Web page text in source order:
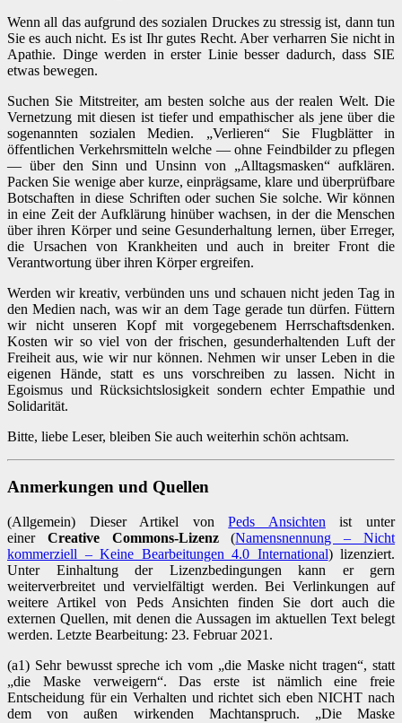
Wenn all das aufgrund des sozialen Druckes zu stressig ist, dann tun
Sie es auch nicht. Es ist Ihr gutes Recht. Aber verharren Sie nicht in
Apathie. Dinge werden in erster Linie besser dadurch, dass SIE
etwas bewegen.
Suchen Sie Mitstreiter, am besten solche aus der realen Welt. Die
Vernetzung mit diesen ist tiefer und empathischer als jene über die
sogenannten sozialen Medien. „Verlieren“ Sie Flugblätter in
öffentlichen Verkehrsmitteln welche — ohne Feindbilder zu pflegen
— über den Sinn und Unsinn von „Alltagsmasken“ aufklären.
Packen Sie wenige aber kurze, einprägsame, klare und überprüfbare
Botschaften in diese Schriften oder suchen Sie solche. Wir können
in eine Zeit der Aufklärung hinüber wachsen, in der die Menschen
über ihren Körper und seine Gesunderhaltung lernen, über Erreger,
die Ursachen von Krankheiten und auch in breiter Front die
Verantwortung über ihren Körper ergreifen.
Werden wir kreativ, verbünden uns und schauen nicht jeden Tag in
den Medien nach, was wir an dem Tage gerade tun dürfen. Füttern
wir nicht unseren Kopf mit vorgegebenem Herrschaftsdenken.
Kosten wir so viel von der frischen, gesunderhaltenden Luft der
Freiheit aus, wie wir nur können. Nehmen wir unser Leben in die
eigenen Hände, statt es uns vorschreiben zu lassen. Nicht in
Egoismus und Rücksichtslosigkeit sondern echter Empathie und
Solidarität.
Bitte, liebe Leser, bleiben Sie auch weiterhin schön achtsam.
Anmerkungen und Quellen
(Allgemein) Dieser Artikel vonPeds Ansichten ist unter
einer Creative Commons-Lizenz(Namensnennung – Nicht
kommerziell – Keine Bearbeitungen 4.0 International) lizenziert.
Unter Einhaltung der Lizenzbedingungen kann er gern
weiterverbreitet und vervielfältigt werden. Bei Verlinkungen auf
weitere Artikel von Peds Ansichten finden Sie dort auch die
externen Quellen, mit denen die Aussagen im aktuellen Text belegt
werden. Letzte Bearbeitung: 23. Februar 2021.
(a1) Sehr bewusst spreche ich vom „die Maske nicht tragen“, statt
„die Maske verweigern“. Das erste ist nämlich eine freie
Entscheidung für ein Verhalten und richtet sich eben NICHT nach
dem von außen wirkenden Machtanspruch. „Die Maske